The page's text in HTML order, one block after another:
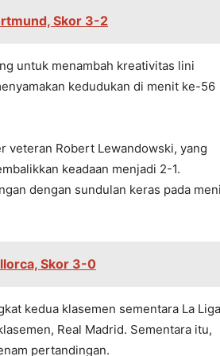
Skor 3-2
untuk menambah kreativitas lini
kedudukan di menit ke-56
veteran Robert Lewandowski, yang
keadaan menjadi 2-1.
dengan sundulan keras pada
Skor 3-0
kedua klasemen sementara La Liga
Real Madrid. Sementara itu,
pertandingan.